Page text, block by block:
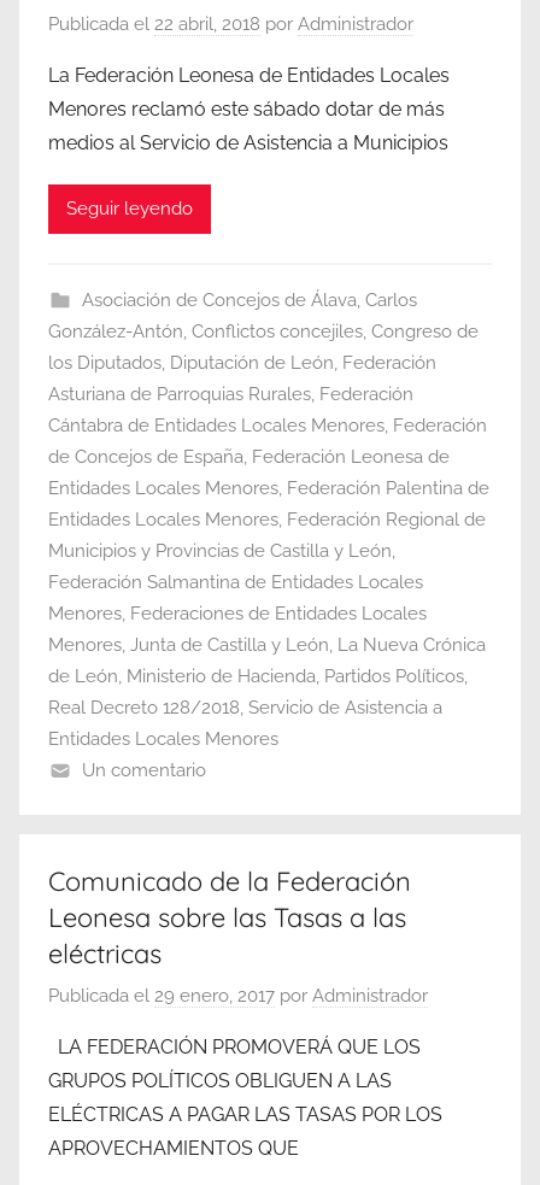
Publicada el 22 abril, 2018 por Administrador
La Federación Leonesa de Entidades Locales
Menores reclamó este sábado dotar de más
medios al Servicio de Asistencia a Municipios
Seguir leyendo
Asociación de Concejos de Álava, Carlos
González-Antón, Conflictos concejiles, Congreso de
los Diputados, Diputación de León, Federación
Asturiana de Parroquias Rurales, Federación
Cántabra de Entidades Locales Menores, Federación
de Concejos de España, Federación Leonesa de
Entidades Locales Menores, Federación Palentina de
Entidades Locales Menores, Federación Regional de
Municipios y Provincias de Castilla y León,
Federación Salmantina de Entidades Locales
Menores, Federaciones de Entidades Locales
Menores, Junta de Castilla y León, La Nueva Crónica
de León, Ministerio de Hacienda, Partidos Políticos,
Real Decreto 128/2018, Servicio de Asistencia a
Entidades Locales Menores
Un comentario
Comunicado de la Federación
Leonesa sobre las Tasas a las
eléctricas
Publicada el 29 enero, 2017 por Administrador
LA FEDERACIÓN PROMOVERÁ QUE LOS
GRUPOS POLÍTICOS OBLIGUEN A LAS
ELÉCTRICAS A PAGAR LAS TASAS POR LOS
APROVECHAMIENTOS QUE